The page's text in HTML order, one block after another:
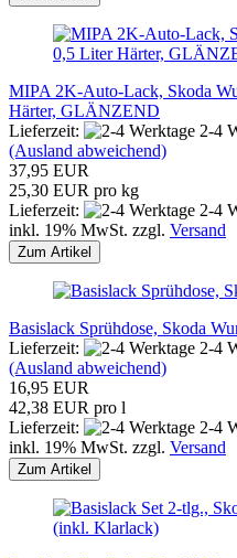
MIPA 2K-Auto-Lack, Skoda
Härter, GLÄNZEND
Lieferzeit:
2-4
(Ausland abweichend)
37,95 EUR
25,30 EUR pro kg
Lieferzeit:
2-4
inkl. 19% MwSt. zzgl. Versand
Zum Artikel
Basislack Sprühdose, Skoda
Lieferzeit:
2-4
(Ausland abweichend)
16,95 EUR
42,38 EUR pro l
Lieferzeit:
2-4
inkl. 19% MwSt. zzgl. Versand
Zum Artikel